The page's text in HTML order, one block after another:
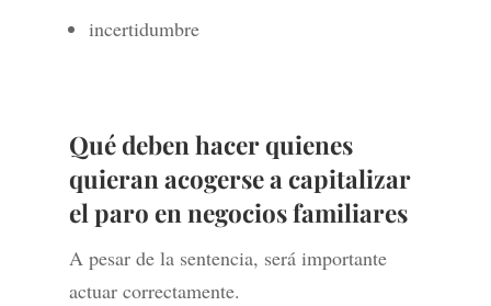
incertidumbre
Qué deben hacer quienes
quieran acogerse a capitalizar
el paro en negocios familiares
A pesar de la sentencia, será importante
actuar correctamente.